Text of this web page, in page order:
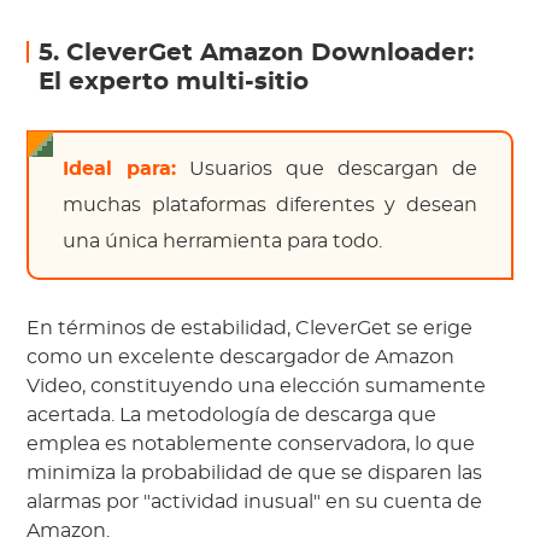
5. CleverGet Amazon Downloader:
El experto multi-sitio
Ideal para: Usuarios que descargan de
muchas plataformas diferentes y desean
una única herramienta para todo.
En términos de estabilidad, CleverGet se erige
como un excelente descargador de Amazon
Video, constituyendo una elección sumamente
acertada. La metodología de descarga que
emplea es notablemente conservadora, lo que
minimiza la probabilidad de que se disparen las
alarmas por "actividad inusual" en su cuenta de
Amazon.